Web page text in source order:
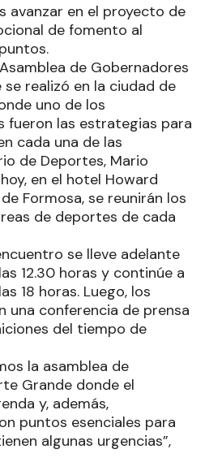
avanzar en el proyecto de
de fomento al
de Gobernadores
realizó en la ciudad de
uno de los
fueron las estrategias para
cada una de las
de Deportes, Mario
en el hotel Howard
Formosa, se reunirán los
de deportes de cada
se lleve adelante
12.30 horas y continúe a
18 horas. Luego, los
una conferencia de prensa
del tiempo de
la asamblea de
Grande donde el
y, además,
puntos esenciales para
algunas urgencias”,